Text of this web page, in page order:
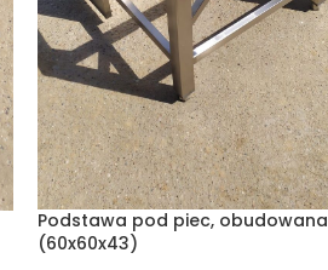
Podstawa pod piec, obudowana
(60x60x43)